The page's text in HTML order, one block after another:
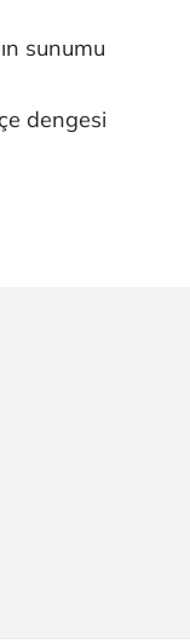
sunumu
dengesi